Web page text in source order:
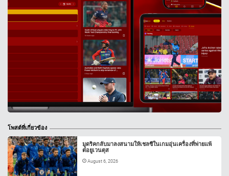
โพสต์ที่เกี่ยวข้อง
มูดริคกลับมาลงสนามให้เชลซีในเกมอุ่นเครื่องที่พ่ายแพ้
ต่อยูเวนตุส
August 6, 2026